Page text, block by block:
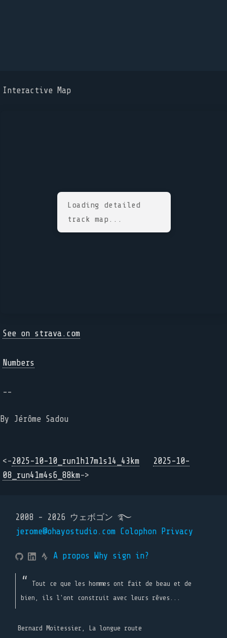
Interactive Map
Loading detailed
track map...
See on strava.com
Numbers
--
By Jérôme Sadou
<-2025-10-10_run1h17m1s14_43km
2025-10-
08_run41m4s6_88km->
2008 - 2026 ウェボゴン ࿐
jerome@ohayostudio.com Colophon Privacy
A propos Why sign in?
Tout ce que les hommes ont fait de beau et de
bien, ils l'ont construit avec leurs rêves...
Bernard Moitessier, La longue route